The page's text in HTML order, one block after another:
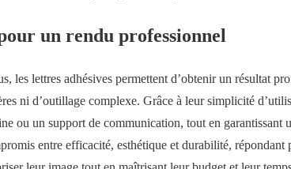
un rendu professionnel
les lettres adhésives permettent d’obtenir un résultat
ni d’outillage complexe. Grâce à leur simplicité
ou un support de communication, tout en garantissant
entre efficacité, esthétique et durabilité, répondant